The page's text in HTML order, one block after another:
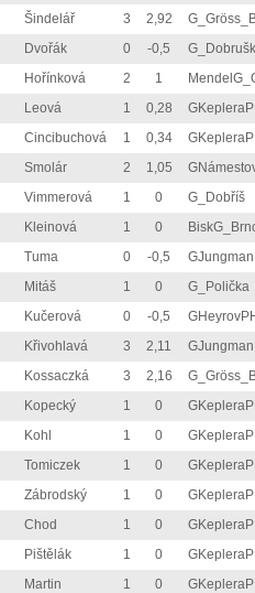
Šindelář 3 2,92
Dvořák 0 -0,5
Hořínková 2 1
Leová 1 0,28
Cincibuchová 1 0,34
Smolár 2 1,05
Vimmerová 1 0
G_Dobříš
Kleinová 1 0
Tuma 0 -0,5
Mitáš 1 0
G_Polička
Kučerová 0 -0,5
Křivohlavá 3 2,11
Kossaczká 3 2,16
Kopecký 1 0
Kohl 1 0
Tomiczek 1 0
Zábrodský 1 0
Chod 1 0
Pištělák 1 0
Martin 1 0